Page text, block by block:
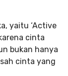
yaitu ‘Active
cinta
bukan hanya
cinta yang